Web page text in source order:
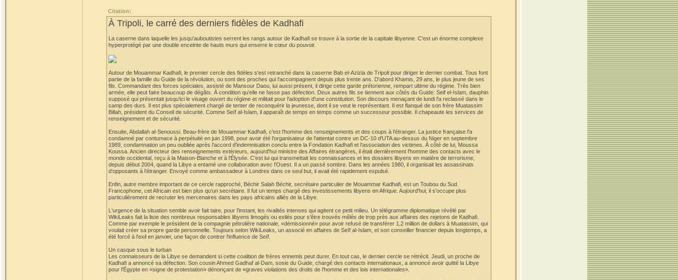
Citation:
À Tripoli, le carré des derniers fidèles de Kadhafi
La caserne dans laquelle les jusqu'auboutistes serrent les rangs autour de Kadhafi se trouve à la sortie de la capitale libyenne. C'est un énorme complexe
hyperprotégé par une double enceinte de hauts murs qui enserre le cœur du pouvoir.
Autour de Mouammar Kadhafi, le premier cercle des fidèles s'est retranché dans la caserne Bab el-Azizia de Tripoli pour diriger le dernier combat. Tous font
partie de la famille du Guide de la révolution, ou sont des proches qui l'accompagnent depuis plus trente ans. D'abord Khamis, 29 ans, le plus jeune de ses
fils. Commandant des forces spéciales, assisté de Mansour Daou, lui aussi présent, il dirige cette garde prétorienne, rempart ultime du régime. Très bien
armée, elle peut faire beaucoup de dégâts. À condition qu'elle ne fasse pas défection. Deux autres fils se tiennent aux côtés du Guide: Seif el-Islam, dauphin
supposé qui présentait jusqu'ici le visage ouvert du régime et militait pour l'adoption d'une constitution. Son discours menaçant de lundi l'a reclassé dans le
camp des durs. Il est plus spécialement chargé de tenter de reconquérir la jeunesse, dont il se veut le représentant. Il est flanqué de son frère Muatassim
Billah, président du Conseil de sécurité. Comme Seïf al-Islam, il apparaît de temps en temps comme un successeur possible. Il chapeaute les services de
renseignement et de sécurité.
Ensuite, Abdallah al-Senoussi. Beau-frère de Mouammar Kadhafi, c'est l'homme des renseignements et des coups à l'étranger. La justice française l'a
condamné par contumace à perpétuité en juin 1998, pour avoir été l'organisateur de l'attentat contre un DC-10 d'UTA au-dessus du Niger en septembre
1989, condamnation un peu oubliée après l'accord d'indemnisation conclu entre la Fondation Kadhafi et l'association des victimes. À côté de lui, Moussa
Koussa. Ancien directeur des renseignements extérieurs, aujourd'hui ministre des Affaires étrangères, il était dernièrement l'homme des contacts avec le
monde occidental, reçu à la Maison-Blanche et à l'Élysée. C'est lui qui transmettait les connaissances et les dossiers libyens en matière de terrorisme,
depuis début 2004, quand la Libye a entamé une collaboration avec l'Ouest. Il a un passé sombre. Dans les années 1980, il organisait les assassinats
d'opposants à l'étranger. Envoyé comme ambassadeur à Londres dans ce seul but, il avait été rapidement expulsé.
Enfin, autre membre important de ce cercle rapproché, Béchir Salah Béchir, secrétaire particulier de Mouammar Kadhafi, est un Toubou du Sud.
Francophone, cet Africain est bien plus qu'un secrétaire. Il fut un temps chargé des investissements libyens en Afrique. Aujourd'hui, il s'occupe plus
particulièrement de recruter les mercenaires dans les pays africains alliés de la Libye.
L'urgence de la situation semble avoir fait taire, pour l'instant, les rivalités intenses qui agitent ce petit milieu. Un télégramme diplomatique révélé par
WikiLeaks fait la liste des nombreux responsables libyens limogés ou exilés pour s'être trouvés mêlés de trop près aux affaires des rejetons de Kadhafi.
Comme par exemple le président de la compagnie pétrolière nationale, «démissionné» pour avoir refusé de transférer 1,2 million de dollars à Muatassim, qui
voulait créer sa propre garde personnelle. Toujours selon WikiLeaks, un associé en affaires de Seïf al-Islam, et son conseiller financier depuis longtemps, a
été forcé à l'exil en janvier, une façon de contrer l'influence de Seïf.
Un casque sous le turban
Les connaisseurs de la Libye se demandent si cette coalition de frères ennemis peut durer. En tout cas, le dernier cercle se rétrécit. Jeudi, un proche de
Kadhafi a annoncé sa défection. Son cousin Ahmed Gadhaf al-Dam, sosie du Guide, chargé des contacts internationaux, a annoncé avoir quitté la Libye
pour l'Égypte en «signe de protestation» dénonçant de «graves violations des droits de l'homme et des lois internationales».